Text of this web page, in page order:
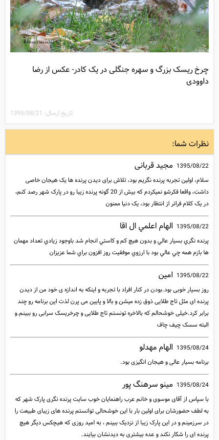
چرخ ریسک بزرگ و سهره جنگلی در یک کادر- عکس از رضا
داوودی
تاریخ ارسال: 1395/08/21
نظرات شما:
1395/08/22 مجید قربانی
سلام، اولین تجربه پرنده نگریم بود، تلاش برای دیدن پرنده ها یک هیجان خاصی
داشت، واقعا فکرشو نمیکردم که بیش از 20 گونه پرنده زیبا رو در پارک شهر رصد کنم،
در یک کلام فراتر از انتظار بود، یک دنیا ممنون
1395/08/22 الهام اعلمي ال اقا
پرنده نگري بسيار عالي و بدون هيچ كم و كاستي انجام شد باوجود زيادي تعداد مهمان
ها بازم همه چي عالي بود با ارزوي موفقيت روز افزون براي شما عزيزان
1395/08/22 امین
روز بسیار خوبی بود.بودن در کنار افراد با تجربه و اینکه به اندازه ی خود من از دیدن
پرنده ای مثل تاج طلایی ذوق زده میشن و بالا و پایین می پرن لذت این برنامه رو چند
برابر کرد.خیلی خوشحالم که بالاخره تونستم تاج طلایی و چرخریسک سرابی رو ببینم.و
البته سسک چیف چاف
1395/08/24 الهام مهدلو
برنامه بسیار عالی و هیجان انگیزی بود.
1395/08/24 مینو سرهنگ پور
با سپاس از آقای موسوی و خانم عرب راهنمایان خوب سایت پرنده نگری پارک شهر که
به لطف حضورشان برای اولین بار با این خوشحالی توانستم پرنده های زیبای طبیعت را
در سرزمینم و در این پارک زیبا از نزدیک ببینم ، به امید روزی که هیچکس دیگر هیچ
پرنده ای را شکار نکند و عده بیشتری به دیدنشان بیایند.